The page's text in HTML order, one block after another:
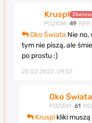
Kruspl
POZIOM: 49 REP.:
Oko Świata Nie no,
tym nie piszą, ale
po prostu :)
25.02.2022, 09:57
Oko Świata
POZIOM: 61
Krusplkliki muszą